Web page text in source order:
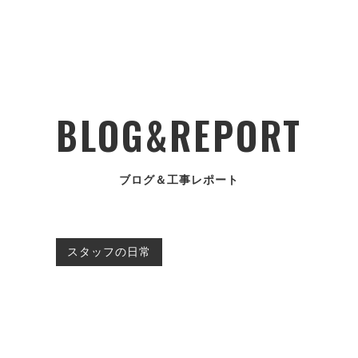
BLOG&REPORT
ブログ＆工事レポート
スタッフの日常